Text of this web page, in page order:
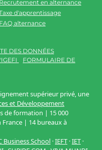
Recrutement en alternance
d'apprentissage
FAQ alternance
DES DONNÉES
FORMULAIRE DE